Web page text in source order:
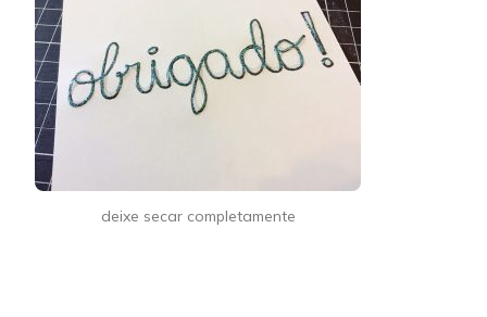
deixe secar completamente